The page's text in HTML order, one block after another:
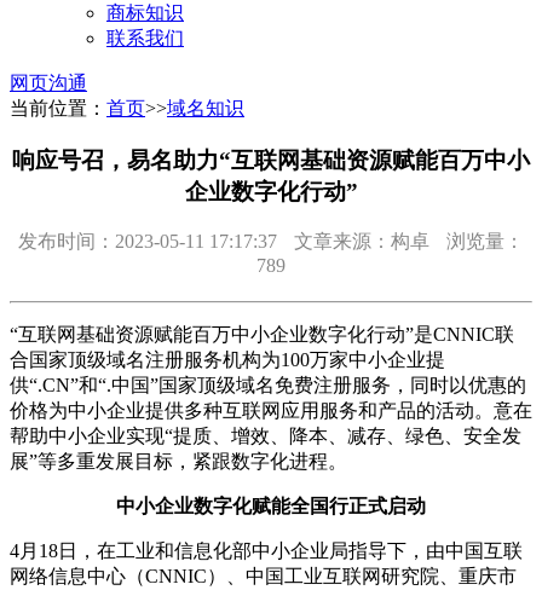
商标知识
联系我们
网页沟通
当前位置： 首页>>域名知识
响应号召，易名助力“互联网基础资源赋能百万中小
企业数字化行动”
发布时间：2023-05-11 17:17:37 文章来源：构卓
浏览量：
789
“互联网基础资源赋能百万中小企业数字化行动”是CNNIC联
合国家顶级域名注册服务机构为100万家中小企业提
供“.CN”和“.中国”国家顶级域名免费注册服务，同时以优惠的
价格为中小企业提供多种互联网应用服务和产品的活动。意在
帮助中小企业实现“提质、增效、降本、减存、绿色、安全发
展”等多重发展目标，紧跟数字化进程。
中小企业数字化赋能全国行正式启动
4月18日，在工业和信息化部中小企业局指导下，由中国互联
网络信息中心（CNNIC）、中国工业互联网研究院、重庆市